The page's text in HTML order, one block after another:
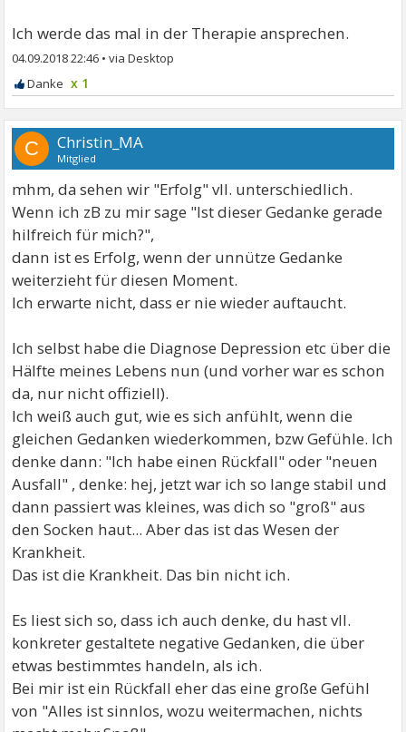
Ich werde das mal in der Therapie ansprechen.
04.09.2018 22:46 •
x 1
C Christin_MA
Mitglied
mhm, da sehen wir "Erfolg" vll. unterschiedlich.
Wenn ich zB zu mir sage "Ist dieser Gedanke gerade
hilfreich für mich?",
dann ist es Erfolg, wenn der unnütze Gedanke
weiterzieht für diesen Moment.
Ich erwarte nicht, dass er nie wieder auftaucht.
Ich selbst habe die Diagnose Depression etc über die
Hälfte meines Lebens nun (und vorher war es schon
da, nur nicht offiziell).
Ich weiß auch gut, wie es sich anfühlt, wenn die
gleichen Gedanken wiederkommen, bzw Gefühle. Ich
denke dann: "Ich habe einen Rückfall" oder "neuen
Ausfall" , denke: hej, jetzt war ich so lange stabil und
dann passiert was kleines, was dich so "groß" aus
den Socken haut... Aber das ist das Wesen der
Krankheit.
Das ist die Krankheit. Das bin nicht ich.
Es liest sich so, dass ich auch denke, du hast vll.
konkreter gestaltete negative Gedanken, die über
etwas bestimmtes handeln, als ich.
Bei mir ist ein Rückfall eher das eine große Gefühl
von "Alles ist sinnlos, wozu weitermachen, nichts